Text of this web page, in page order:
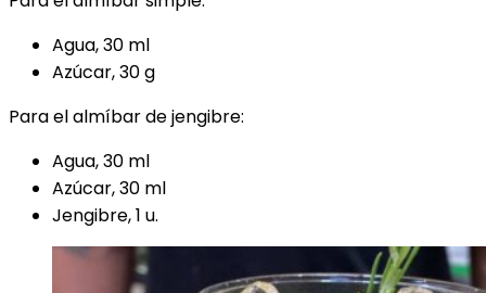
Agua, 30 ml
Azúcar, 30 g
Para el almíbar de jengibre:
Agua, 30 ml
Azúcar, 30 ml
Jengibre, 1 u.